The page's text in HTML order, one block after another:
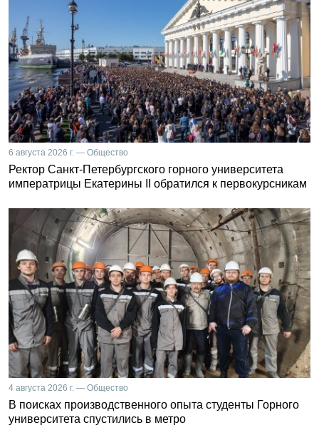
6 августа 2026 г. — Общество
Ректор Санкт-Петербургского горного университета
императрицы Екатерины II обратился к первокурсникам
4 августа 2026 г. — Общество
В поисках производственного опыта студенты Горного
университета спустились в метро